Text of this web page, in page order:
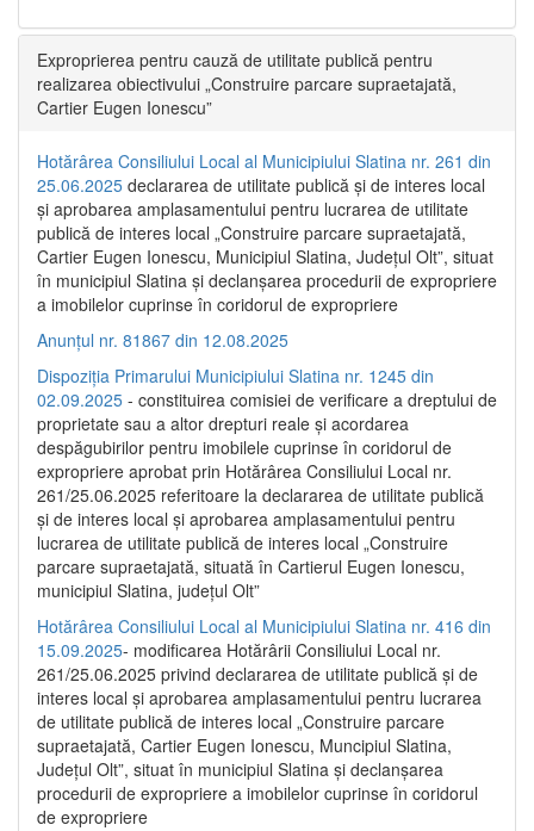
Exproprierea pentru cauză de utilitate publică pentru
realizarea obiectivului „Construire parcare supraetajată,
Cartier Eugen Ionescu”
Hotărârea Consiliului Local al Municipiului Slatina nr. 261 din
25.06.2025 declararea de utilitate publică și de interes local
și aprobarea amplasamentului pentru lucrarea de utilitate
publică de interes local „Construire parcare supraetajată,
Cartier Eugen Ionescu, Municipiul Slatina, Județul Olt”, situat
în municipiul Slatina și declanșarea procedurii de expropriere
a imobilelor cuprinse în coridorul de expropriere
Anunțul nr. 81867 din 12.08.2025
Dispoziția Primarului Municipiului Slatina nr. 1245 din
02.09.2025 - constituirea comisiei de verificare a dreptului de
proprietate sau a altor drepturi reale și acordarea
despăgubirilor pentru imobilele cuprinse în coridorul de
expropriere aprobat prin Hotărârea Consiliului Local nr.
261/25.06.2025 referitoare la declararea de utilitate publică
și de interes local și aprobarea amplasamentului pentru
lucrarea de utilitate publică de interes local „Construire
parcare supraetajată, situată în Cartierul Eugen Ionescu,
municipiul Slatina, județul Olt”
Hotărârea Consiliului Local al Municipiului Slatina nr. 416 din
15.09.2025- modificarea Hotărârii Consiliului Local nr.
261/25.06.2025 privind declararea de utilitate publică și de
interes local și aprobarea amplasamentului pentru lucrarea
de utilitate publică de interes local „Construire parcare
supraetajată, Cartier Eugen Ionescu, Muncipiul Slatina,
Județul Olt”, situat în municipiul Slatina și declanșarea
procedurii de expropriere a imobilelor cuprinse în coridorul
de expropriere